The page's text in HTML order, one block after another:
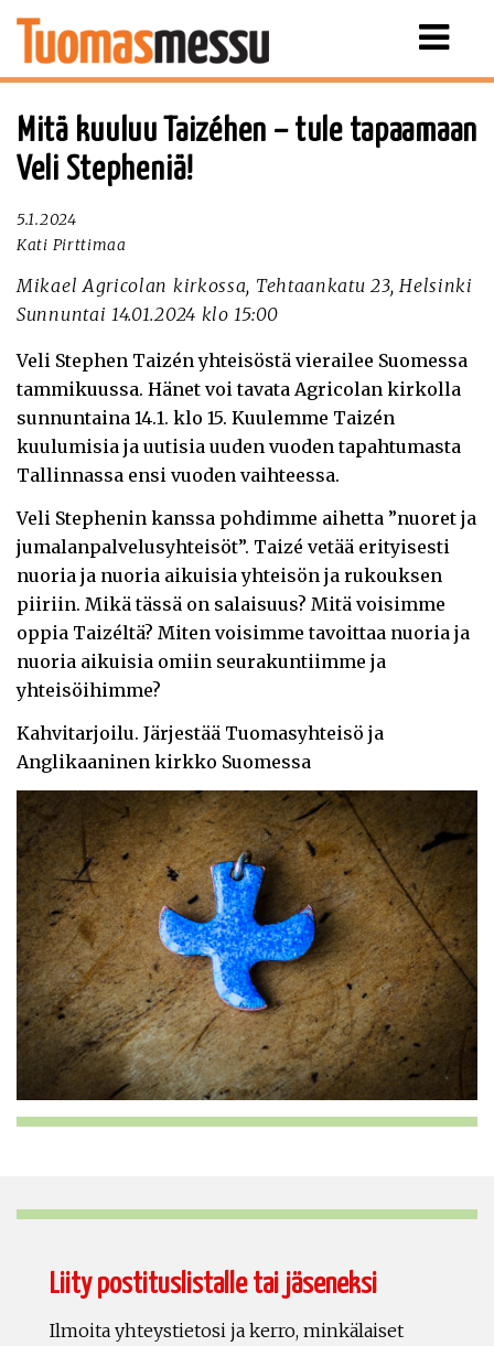
Näytä
Mitä kuuluu Taizéhen – tule tapaamaan
Veli Stepheniä!
5.1.2024
Kati Pirttimaa
Mikael Agricolan kirkossa, Tehtaankatu 23, Helsinki
Sunnuntai 14.01.2024 klo 15:00
Veli Stephen Taizén yhteisöstä vierailee Suomessa
tammikuussa. Hänet voi tavata Agricolan kirkolla
sunnuntaina 14.1. klo 15. Kuulemme Taizén
kuulumisia ja uutisia uuden vuoden tapahtumasta
Tallinnassa ensi vuoden vaihteessa.
Veli Stephenin kanssa pohdimme aihetta ”nuoret ja
jumalanpalvelusyhteisöt”. Taizé vetää erityisesti
nuoria ja nuoria aikuisia yhteisön ja rukouksen
piiriin. Mikä tässä on salaisuus? Mitä voisimme
oppia Taizéltä? Miten voisimme tavoittaa nuoria ja
nuoria aikuisia omiin seurakuntiimme ja
yhteisöihimme?
Kahvitarjoilu. Järjestää Tuomasyhteisö ja
Anglikaaninen kirkko Suomessa
Liity postituslistalle tai jäseneksi
Ilmoita yhteystietosi ja kerro, minkälaiset